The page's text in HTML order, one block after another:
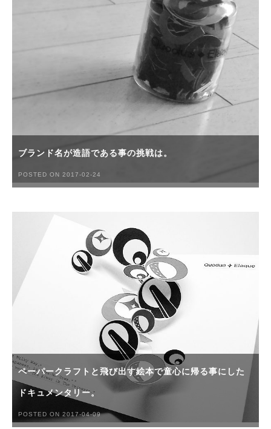
ブランド名が造語である事の挑戦は。
POSTED ON 2017-02-24
ペーパークラフトと飛び出す絵本で童心に帰る事にした
ドキュメンタリー。
POSTED ON 2017-04-09